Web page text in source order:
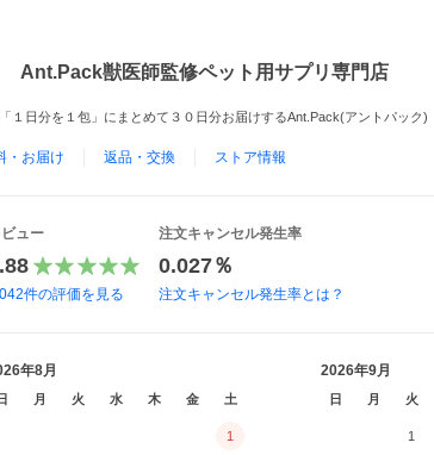
Ant.Pack獣医師監修ペット用サプリ専門店
１日分を１包」にまとめて３０日分お届けするAnt.Pack(アントパック)
・お届け 返品・交換 ストア情報
ビュー
件の評価を見る
注文キャンセル発生率
0.027％
注文キャンセル発生率とは？
年8月
月 火 水 木 金 土
1
2026年9月
日 月 火
1